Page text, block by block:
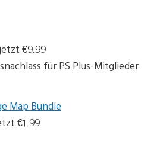
€9.99
für PS Plus-Mitglieder
Map Bundle
€1.99